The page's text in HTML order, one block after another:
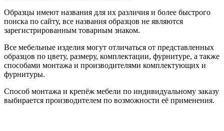
Образцы имеют названия для их различия и более быстрого
поиска по сайту, все названия образцов не являются
зарегистрированным товарным знаком.
Все мебельные изделия могут отличаться от представленных
образцов по цвету, размеру, комплектации, фурнитуре, а также
способами монтажа и производителями комплектующих и
фурнитуры.
Способ монтажа и крепёж мебели по индивидуальному заказу
выбирается производителем по возможности её применения.